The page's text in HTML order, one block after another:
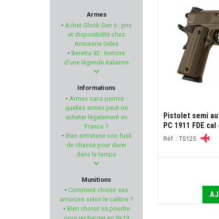
KHAN ARMS
BERETTA
LEDWAVE
ELLESS
COUNTRY SELLERIE
FORSTER PRODUCTS
Armes
• Achat Glock Gen 6 : prix
et disponibilité chez
Armurerie Gilles
• Beretta 92 : histoire
d'une légende italienne
Informations
• Armes sans permis :
quelles armes peut-on
acheter légalement en
France ?
• Bien entretenir son fusil
de chasse pour durer
dans le temps
Munitions
• Comment choisir ses
amorces selon le calibre ?
• Bien choisir sa poudre
Pistolet TISAS PX-9 DUTY GEN 3
calibre 9x19 mm Noir
Dispo sous 5 jours ouvrés
AJOUTER AU PANIER
Pistolet semi
PC 1911 FDE cal
Réf. : TS125